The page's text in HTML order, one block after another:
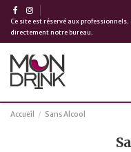
Ce site est réservé aux
directement notre bureau.
Accueil Sans Alcool